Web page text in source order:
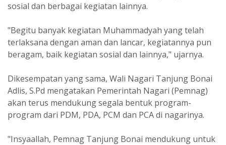
sosial dan berbagai kegiatan lainnya.
"Begitu banyak kegiatan Muhammadyah yang telah
terlaksana dengan aman dan lancar, kegiatannya pun
beragam, baik kegiatan sosial dan lainnya," ujarnya.
Dikesempatan yang sama, Wali Nagari Tanjung Bonai
Adlis, S.Pd mengatakan Pemerintah Nagari (Pemnag)
akan terus mendukung segala bentuk program-
program dari PDM, PDA, PCM dan PCA di nagarinya.
"Insyaallah, Pemnag Tanjung Bonai mendukung untuk